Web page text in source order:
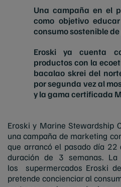
Una campaña en el
como objetivo
consumo sostenible
Eroski ya cuenta
productos con la
bacalao skrei del
por segunda vez al
y la gama certificada
Eroski y Marine Stewardship
una campaña de marketing
que arrancó el pasado día
duración de 3 semanas.
los supermercados Eroski
pretende concienciar al